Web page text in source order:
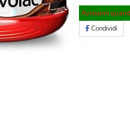
Avvisami
Condividi